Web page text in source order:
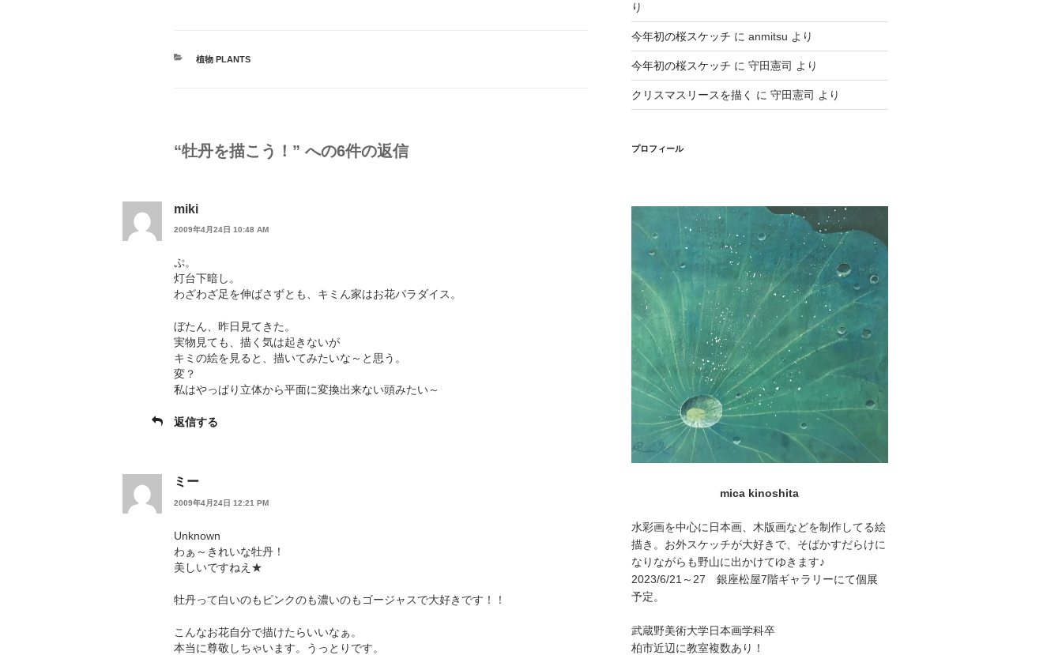
カ
植物 PLANTS
“牡丹を描こう！” への6件の返信
miki
2009年4月24日 10:48 AM
ぷ。
灯台下暗し。
わざわざ足を伸ばさずとも、キミん家はお花パラダイス。
ぼたん、昨日見てきた。
実物見ても、描く気は起きないが
キミの絵を見ると、描いてみたいな～と思う。
変？
私はやっぱり立体から平面に変換出来ない頭みたい～
返信する
ミー
2009年4月24日 12:21 PM
Unknown
わぁ～きれいな牡丹！
美しいですねえ★
牡丹って白いのもピンクのも濃いのもゴージャスで大好きです！！
こんなお花自分で描けたらいいなぁ。
本当に尊敬しちゃいます。うっとりです。
り
今年初の桜スケッチ に anmitsu より
今年初の桜スケッチ に 守田憲司 より
クリスマスリースを描く に 守田憲司 より
プロフィール
mica kinoshita
水彩画を中心に日本画、木版画などを制作してる絵
描き。お外スケッチが大好きで、そばかすだらけに
なりながらも野山に出かけてゆきます♪
2023/6/21～27 銀座松屋7階ギャラリーにて個展
予定。
武蔵野美術大学日本画学科卒
柏市近辺に教室複数あり！